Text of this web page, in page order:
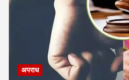
अपराध